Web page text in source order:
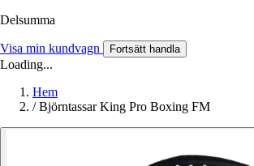
Delsumma
Visa min kundvagn Fortsätt handla
Loading...
Hem
/ Björntassar King Pro Boxing FM